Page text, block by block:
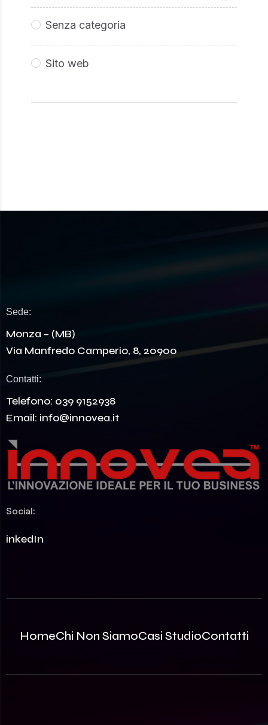
Senza categoria
Sito web
Sede:
Monza – (MB)
Via Manfredo Camperio, 8, 20900
Contatti:
Telefono: 039 9152938
Email: info@innovea.it
Social:
LinkedIn
HomeChi Non SiamoCasi StudioContatti